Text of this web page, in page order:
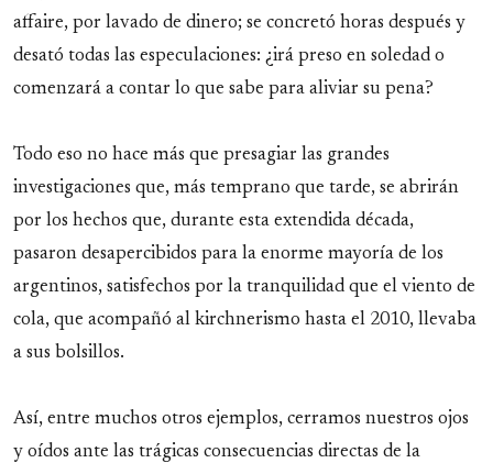
affaire, por lavado de dinero; se concretó horas después y
desató todas las especulaciones: ¿irá preso en soledad o
comenzará a contar lo que sabe para aliviar su pena?
Todo eso no hace más que presagiar las grandes
investigaciones que, más temprano que tarde, se abrirán
por los hechos que, durante esta extendida década,
pasaron desapercibidos para la enorme mayoría de los
argentinos, satisfechos por la tranquilidad que el viento de
cola, que acompañó al kirchnerismo hasta el 2010, llevaba
a sus bolsillos.
Así, entre muchos otros ejemplos, cerramos nuestros ojos
y oídos ante las trágicas consecuencias directas de la